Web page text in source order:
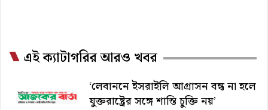
এই ক্যাটাগরির আরও খবর
‘লেবাননে ইসরাইলি আগ্রাসন বন্ধ না হলে
যুক্তরাষ্ট্রের সঙ্গে শান্তি চুক্তি নয়’